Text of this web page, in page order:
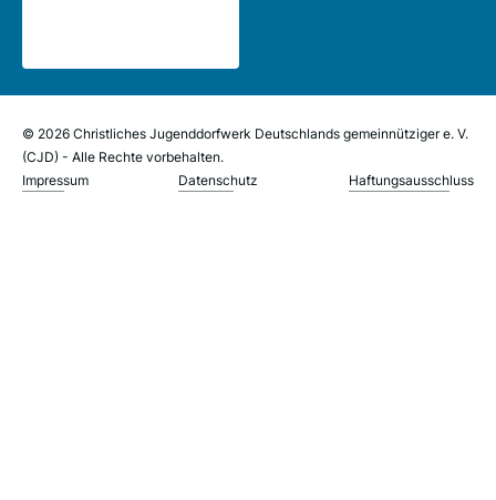
© 2026 Christliches Jugenddorfwerk Deutschlands gemeinnütziger e. V.
(CJD) - Alle Rechte vorbehalten.
Impressum
Datenschutz Haftungsausschluss